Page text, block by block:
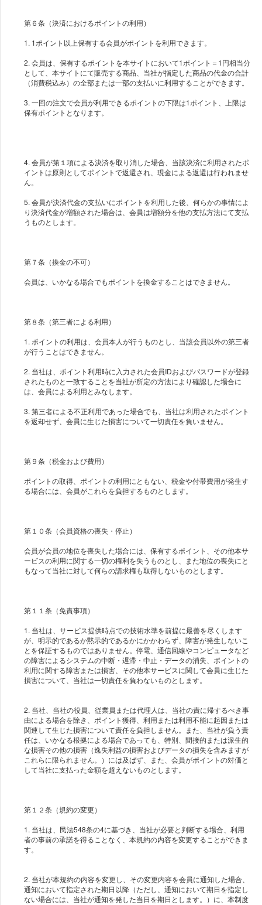
第６条（決済におけるポイントの利用）
1. 1ポイント以上保有する会員がポイントを利用できます。
2. 会員は、保有するポイントを本サイトにおいて1ポイント＝1円相当分
として、本サイトにて販売する商品、当社が指定した商品の代金の合計
（消費税込み）の全部または一部の支払いに利用することができます。
3. 一回の注文で会員が利用できるポイントの下限は1ポイント、上限は
保有ポイントとなります。
4. 会員が第１項による決済を取り消した場合、当該決済に利用されたポ
イントは原則としてポイントで返還され、現金による返還は行われませ
ん。
5. 会員が決済代金の支払いにポイントを利用した後、何らかの事情によ
り決済代金が増額された場合は、会員は増額分を他の支払方法にて支払
うものとします。
第７条（換金の不可）
会員は、いかなる場合でもポイントを換金することはできません。
第８条（第三者による利用）
1. ポイントの利用は、会員本人が行うものとし、当該会員以外の第三者
が行うことはできません。
2. 当社は、ポイント利用時に入力された会員IDおよびパスワードが登録
されたものと一致することを当社が所定の方法により確認した場合に
は、会員による利用とみなします。
3. 第三者による不正利用であった場合でも、当社は利用されたポイント
を返却せず、会員に生じた損害について一切責任を負いません。
第９条（税金および費用）
ポイントの取得、ポイントの利用にともない、税金や付帯費用が発生す
る場合には、会員がこれらを負担するものとします。
第１０条（会員資格の喪失・停止）
会員が会員の地位を喪失した場合には、保有するポイント、その他本サ
ービスの利用に関する一切の権利を失うものとし、また地位の喪失にと
もなって当社に対して何らの請求権も取得しないものとします。
第１１条（免責事項）
1. 当社は、サービス提供時点での技術水準を前提に最善を尽くします
が、明示的であるか黙示的であるかにかかわらず、障害が発生しないこ
とを保証するものではありません。停電、通信回線やコンピュータなど
の障害によるシステムの中断・遅滞・中止・データの消失、ポイントの
利用に関する障害または損害、その他本サービスに関して会員に生じた
損害について、当社は一切責任を負わないものとします。
2. 当社、当社の役員、従業員または代理人は、当社の責に帰するべき事
由による場合を除き、ポイント獲得、利用または利用不能に起因または
関連して生じた損害について責任を負担しません。また、当社が負う責
任は、いかなる根拠による場合であっても、特別、間接的または派生的
な損害その他の損害（逸失利益の損害およびデータの損失を含みますが
これらに限られません。）には及ばず、また、会員がポイントの対価と
して当社に支払った金額を超えないものとします。
第１２条（規約の変更）
1. 当社は、民法548条の4に基づき、当社が必要と判断する場合、利用
者の事前の承諾を得ることなく、本規約の内容を変更することができま
す。
2. 当社が本規約の内容を変更し、その変更内容を会員に通知した場合、
通知において指定された期日以降（ただし、通知において期日を指定し
ない場合には、当社が通知を発した当日を期日とします。）に、本制度